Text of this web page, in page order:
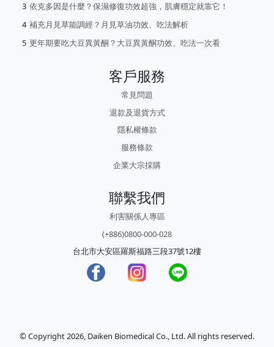
依克多因是什麼？保濕修復功效超強，肌膚穩定就靠它！
補充月見草能調經？月見草油功效、吃法解析
更年期要吃大豆異黃酮？大豆異黃酮功效、吃法一次看
客戶服務
常見問題
退款及退貨方式
隱私權條款
服務條款
企業大宗採購
聯繫我們
利害關係人專區
(+886)0800-000-028
台北市大安區羅斯福路三段37號12樓
© Copyright 2026, Daiken Biomedical Co., Ltd. All rights reserved.